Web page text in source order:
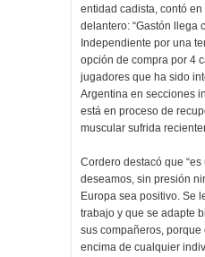
entidad cadista, contó en
delantero: “Gastón llega
Independiente por una
opción de compra por 4
jugadores que ha sido
Argentina en secciones
está en proceso de
muscular sufrida
Cordero destacó que
deseamos, sin presión
Europa sea positivo. Se
trabajo y que se adapte
sus compañeros,
encima de cualquier